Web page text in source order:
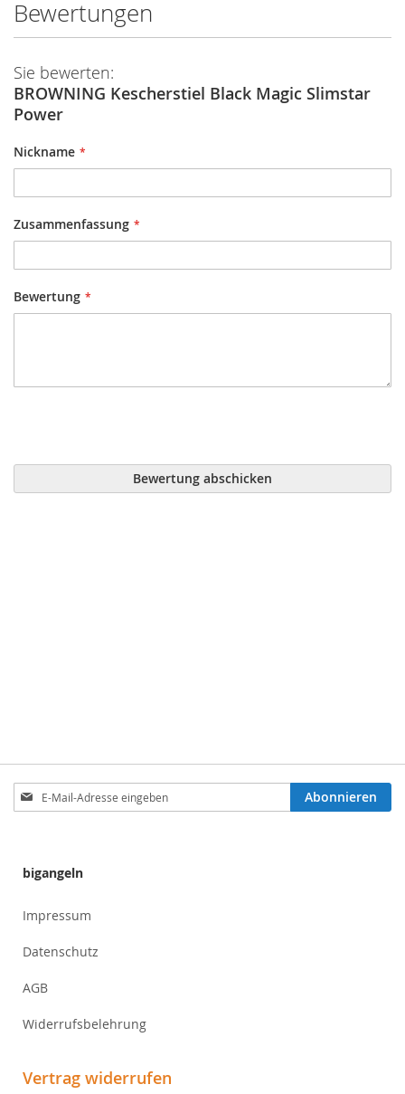
Bewertungen
Sie bewerten:
BROWNING Kescherstiel Black Magic Slimstar
Power
Nickname
Zusammenfassung
Bewertung
Bewertung abschicken
Anmeldung
zum
Abonnieren
bigangeln
Impressum
Datenschutz
AGB
Widerrufsbelehrung
Vertrag widerrufen